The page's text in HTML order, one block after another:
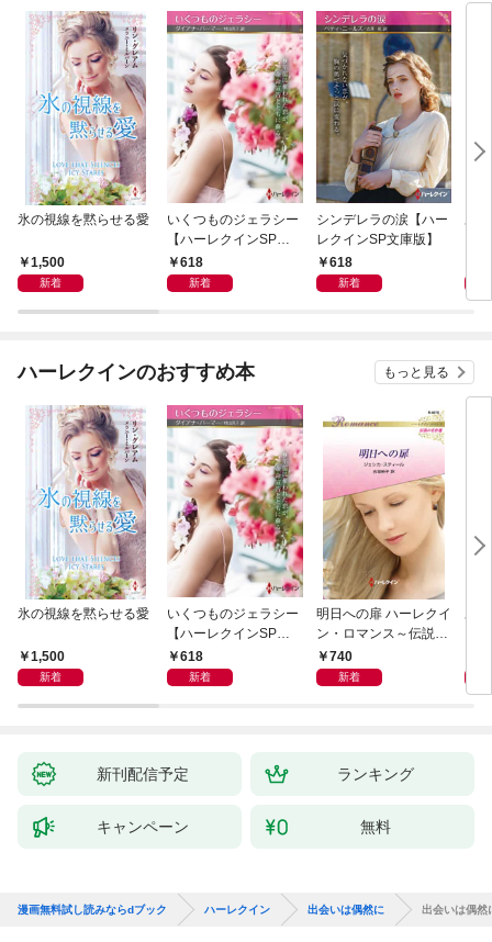
氷の視線を黙らせる愛
1,500
新着
いくつものジェラシー
【ハーレクインSP文
庫版】
618
新着
シンデレラの涙【ハー
レクインSP文庫版】
618
新着
あ
レ
ク
ハーレクインのおすすめ本 もっと見る
氷の視線を黙らせる愛
1,500
新着
いくつものジェラシー
【ハーレクインSP文
庫版】
618
新着
明日への扉 ハーレクイ
ン・ロマンス～伝説の
名作選～【ハーレクイ
ン・ロマンス版】
740
新着
あ
レ
ク
新刊配信予定 ランキング
キャンペーン 無料
漫画無料試し読みならdブック ハーレクイン 出会いは偶然に 出会いは偶然